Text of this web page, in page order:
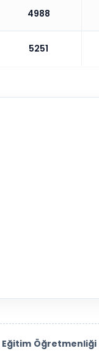
4988
5251
Eğitim Öğretmenliği